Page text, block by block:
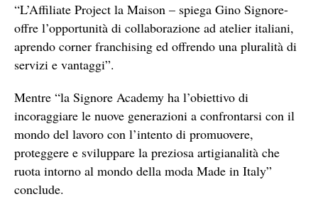
“L’Affiliate Project la Maison – spiega Gino Signore-
offre l’opportunità di collaborazione ad atelier italiani,
aprendo corner franchising ed offrendo una pluralità di
servizi e vantaggi”.
Mentre “la Signore Academy ha l’obiettivo di
incoraggiare le nuove generazioni a confrontarsi con il
mondo del lavoro con l’intento di promuovere,
proteggere e sviluppare la preziosa artigianalità che
ruota intorno al mondo della moda Made in Italy”
conclude.